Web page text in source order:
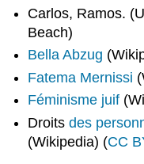
Carlos, Ramos.
Beach)
Bella Abzug
Fatema Mernissi
Féminisme juif
Droitsdes
(Wikipedia) (CC